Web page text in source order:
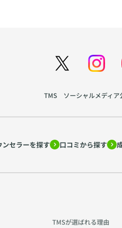
TMS ソーシャルメディア
ンセラーを探す 口コミから探す
TMSが選ばれる理由